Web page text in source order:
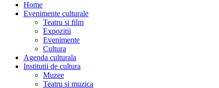
Home
Evenimente culturale
Teatru si film
Expozitii
Evenimente
Cultura
Agenda culturala
Institutii de cultura
Muzee
Teatru si muzica